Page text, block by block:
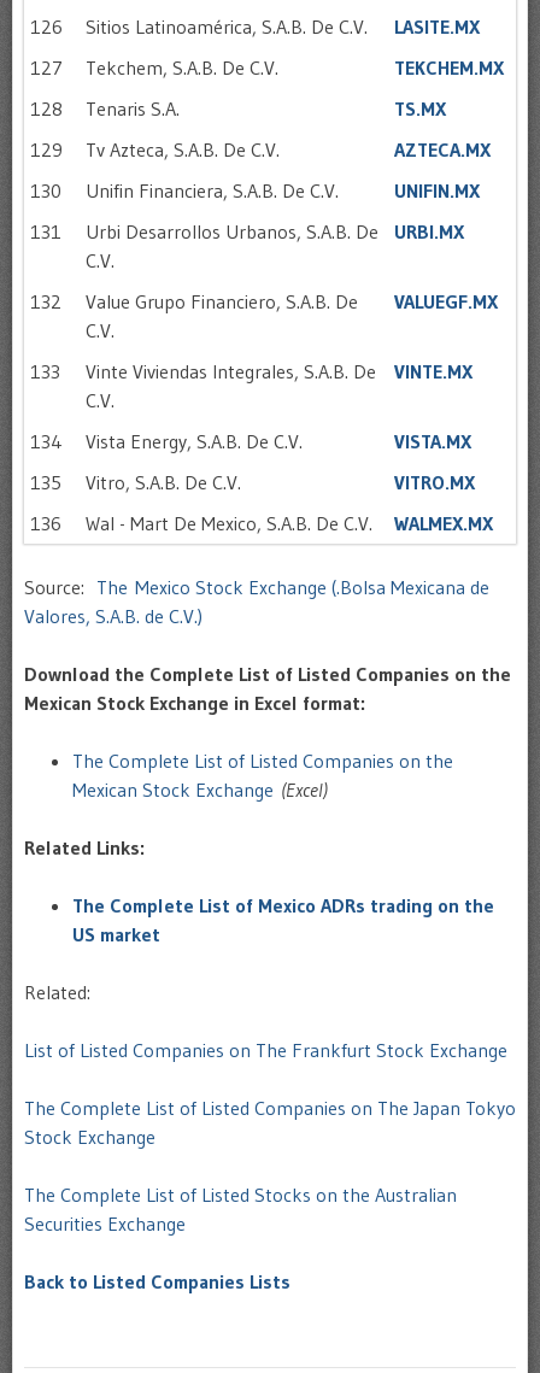
126 Sitios Latinoamérica, S.A.B. De C.V.
LASITE.MX
127
Tekchem, S.A.B. De C.V.
TEKCHEM.MX
128
Tenaris S.A.
TS.MX
129
Tv Azteca, S.A.B. De C.V.
AZTECA.MX
130
Unifin Financiera, S.A.B. De C.V.
UNIFIN.MX
131
Urbi Desarrollos Urbanos, S.A.B. De
C.V.
URBI.MX
132
Value Grupo Financiero, S.A.B. De
C.V.
VALUEGF.MX
133
Vinte Viviendas Integrales, S.A.B. De
C.V.
VINTE.MX
134 Vista Energy, S.A.B. De C.V.
VISTA.MX
135
Vitro, S.A.B. De C.V.
VITRO.MX
136
Wal - Mart De Mexico, S.A.B. De C.V. WALMEX.MX
Source: The Mexico Stock Exchange (.Bolsa Mexicana de
Valores, S.A.B. de C.V.)
Download the Complete List of Listed Companies on the
Mexican Stock Exchange in Excel format:
The Complete List of Listed Companies on the
Mexican Stock Exchange (Excel)
Related Links:
The Complete List of Mexico ADRs trading on the
US market
Related:
List of Listed Companies on The Frankfurt Stock Exchange
The Complete List of Listed Companies on The Japan Tokyo
Stock Exchange
The Complete List of Listed Stocks on the Australian
Securities Exchange
Back to Listed Companies Lists